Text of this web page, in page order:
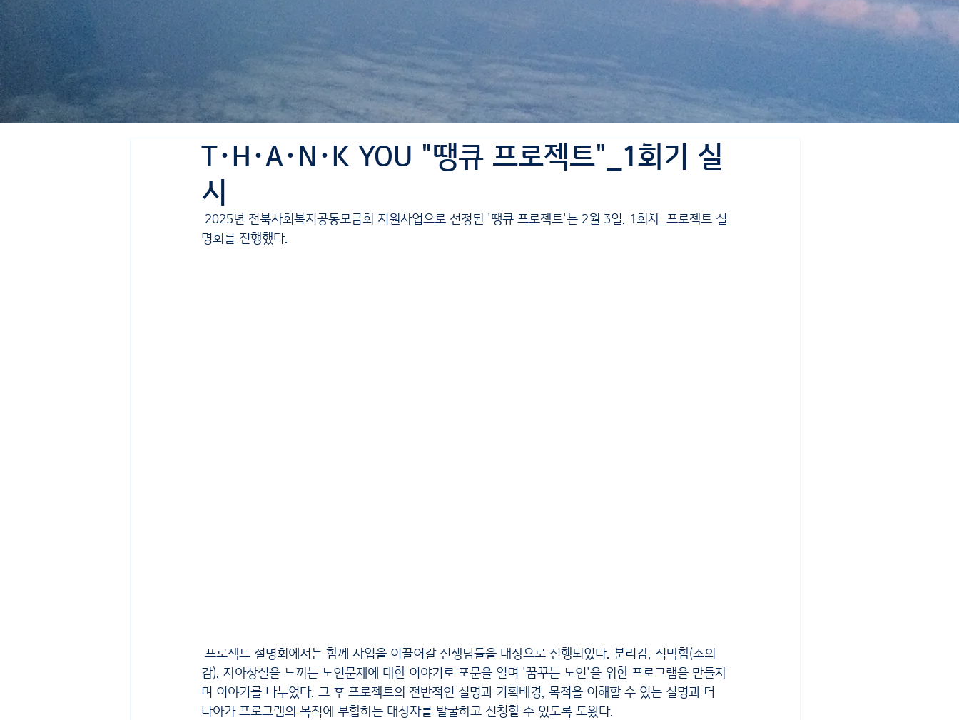
T･H･A･N･K YOU "땡큐 프로젝트"_1회기 실
시
2025년 전북사회복지공동모금회 지원사업으로 선정된 '땡큐 프로젝트'는 2월 3일, 1회차_프로젝트 설
명회를 진행했다.
감), 자아상실을 느끼는 노인문제에 대한 이야기로 포문을 열며 '꿈꾸는 노인'을 위한 프로그램을 만들자
며 이야기를 나누었다. 그 후 프로젝트의 전반적인 설명과 기획배경, 목적을 이해할 수 있는 설명과 더
나아가 프로그램의 목적에 부합하는 대상자를 발굴하고 신청할 수 있도록 도왔다.